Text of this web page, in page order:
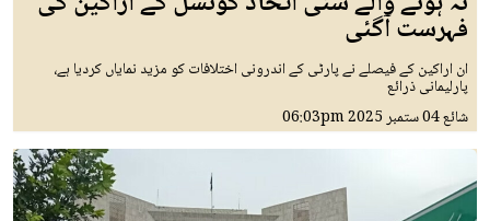
فہرست آگئی
ان اراکین کے فیصلے نے پارٹی کے اندرونی اختلافات کو مزید نمایاں کردیا ہے،
پارلیمانی ذرائع
شائع04 ستمبر 2025 06:03pm